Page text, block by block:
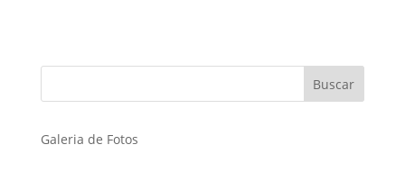
Galeria de Fotos